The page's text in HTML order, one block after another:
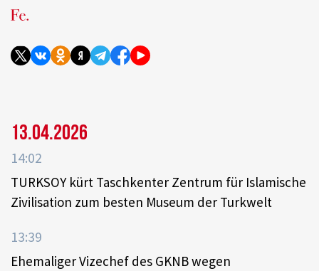
13.04.2026
14:02
TURKSOY kürt Taschkenter Zentrum für Islamische
Zivilisation zum besten Museum der Turkwelt
13:39
Ehemaliger Vizechef des GKNB wegen